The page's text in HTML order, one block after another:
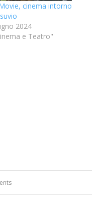
cinema intorno
2024
e Teatro"